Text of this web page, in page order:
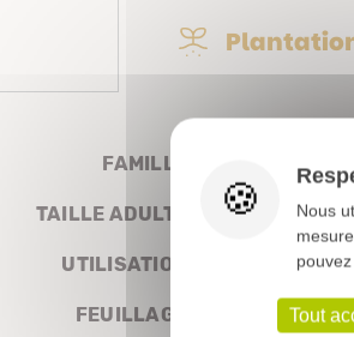
FAMILLE Poacées
TAILLE ADULTE 0,5 à 1 m
UTILISATION Isolé
FEUILLAGE Persistant
Nous
Tout